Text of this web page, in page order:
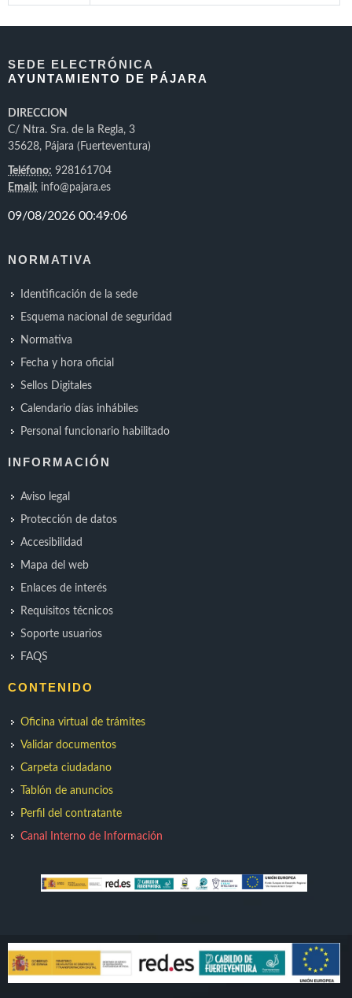
SEDE ELECTRÓNICA
AYUNTAMIENTO DE PÁJARA
DIRECCION
C/ Ntra. Sra. de la Regla, 3
35628, Pájara (Fuerteventura)
Teléfono: 928161704
Email: info@pajara.es
NORMATIVA
Identificación de la sede
Esquema nacional de seguridad
Normativa
Fecha y hora oficial
Sellos Digitales
Calendario días inhábiles
Personal funcionario habilitado
INFORMACIÓN
Aviso legal
Protección de datos
Accesibilidad
Mapa del web
Enlaces de interés
Requisitos técnicos
Soporte usuarios
FAQS
CONTENIDO
Oficina virtual de trámites
Validar documentos
Carpeta ciudadano
Tablón de anuncios
Perfil del contratante
Canal Interno de Información